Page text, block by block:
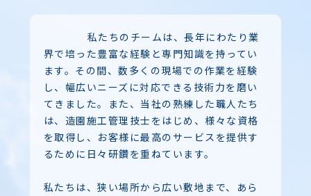
私たちのチームは、長年にわたり業
界で培った豊富な経験と専門知識を持ってい
ます。その間、数多くの現場での作業を経験
し、幅広いニーズに対応できる技術力を磨い
てきました。また、当社の熟練した職人たち
は、造園施工管理技士をはじめ、様々な資格
を取得し、お客様に最高のサービスを提供す
るために日々研鑽を重ねています。
私たちは、狭い場所から広い敷地まで、あら